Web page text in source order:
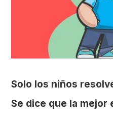
Solo los niños
Se dice que la mejor